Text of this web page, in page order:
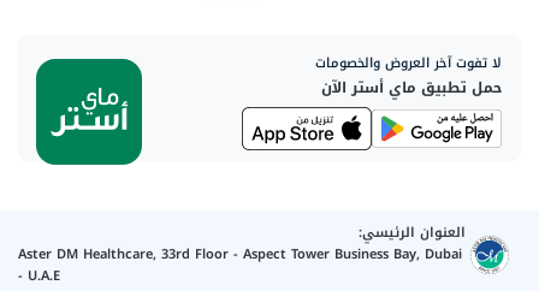
لا تفوت آخر العروض والخصومات
حمل تطبيق ماي أستر الآن
العنوان الرئيسي:
Aster DM Healthcare, 33rd Floor - Aspect Tower Business Bay, Dubai
- U.A.E